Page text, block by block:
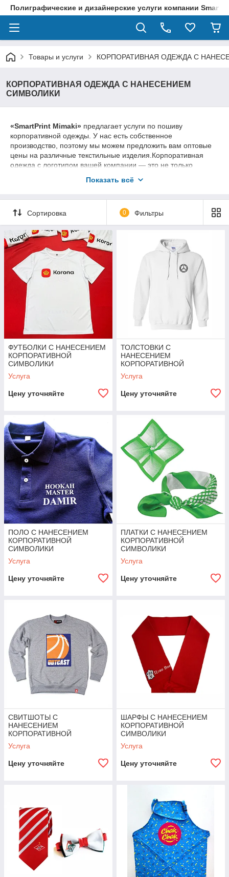
Полиграфические и дизайнерские услуги компании
Товары и услуги КОРПОРАТИВНАЯ ОДЕЖДА С
КОРПОРАТИВНАЯ ОДЕЖДА С НАНЕСЕНИЕМ
СИМВОЛИКИ
«SmartPrint Mimaki» предлагает услуги по пошиву
корпоративной одежды. У нас есть собственное
производство, поэтому мы можем предложить вам оптовые
цены на различные текстильные изделия.Корпоративная
одежда с логотипом вашей компании — это не только
но и способ объединить коллектив и сформировать
опрятно, строго и вызывают доверие у клиентов. Это
особенно важно для таких отраслей, как торговля,
общественное питание, банковская сфера и другие.
Показать всё
Сортировка 0 Фильтры
ФУТБОЛКИ С НАНЕСЕНИЕМ
КОРПОРАТИВНОЙ
СИМВОЛИКИ
Услуга
Цену уточняйте
ТОЛСТОВКИ С
НАНЕСЕНИЕМ
КОРПОРАТИВНОЙ
СИМВОЛИКИ
Услуга
Цену уточняйте
ПОЛО С НАНЕСЕНИЕМ
КОРПОРАТИВНОЙ
СИМВОЛИКИ
Услуга
Цену уточняйте
ПЛАТКИ С НАНЕСЕНИЕМ
КОРПОРАТИВНОЙ
СИМВОЛИКИ
Услуга
Цену уточняйте
СВИТШОТЫ С
НАНЕСЕНИЕМ
КОРПОРАТИВНОЙ
СИМВОЛИКИ
Услуга
Цену уточняйте
ШАРФЫ С НАНЕСЕНИЕМ
КОРПОРАТИВНОЙ
СИМВОЛИКИ
Услуга
Цену уточняйте